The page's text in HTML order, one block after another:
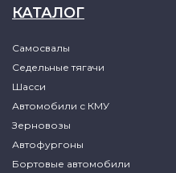
КАТАЛОГ
Самосвалы
Седельные тягачи
Шасси
Автомобили с КМУ
Зерновозы
Автофургоны
Бортовые автомобили